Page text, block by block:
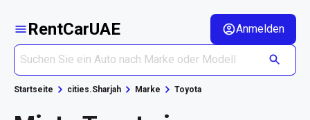
RentCarUAE Anmelden
Startseite cities.Sharjah Marke Toyota